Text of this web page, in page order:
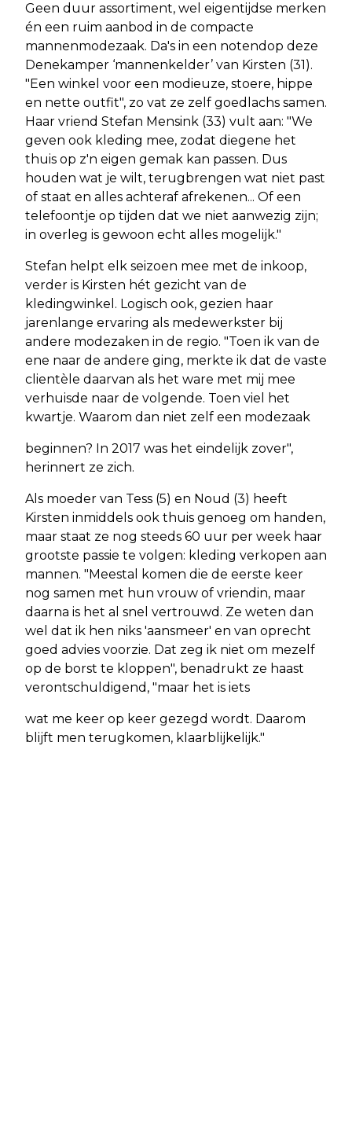
Geen duur assortiment, wel eigentijdse merken
én een ruim aanbod in de compacte
mannenmodezaak. Da's in een notendop deze
Denekamper ‘mannenkelder’ van Kirsten (31).
"Een winkel voor een modieuze, stoere, hippe
en nette outfit", zo vat ze zelf goedlachs samen.
Haar vriend Stefan Mensink (33) vult aan: "We
geven ook kleding mee, zodat diegene het
thuis op z'n eigen gemak kan passen. Dus
houden wat je wilt, terugbrengen wat niet past
of staat en alles achteraf afrekenen... Of een
telefoontje op tijden dat we niet aanwezig zijn;
in overleg is gewoon echt alles mogelijk."
Stefan helpt elk seizoen mee met de inkoop,
verder is Kirsten hét gezicht van de
kledingwinkel. Logisch ook, gezien haar
jarenlange ervaring als medewerkster bij
andere modezaken in de regio. "Toen ik van de
ene naar de andere ging, merkte ik dat de vaste
clientèle daarvan als het ware met mij mee
verhuisde naar de volgende. Toen viel het
kwartje. Waarom dan niet zelf een modezaak
beginnen? In 2017 was het eindelijk zover",
herinnert ze zich.
Als moeder van Tess (5) en Noud (3) heeft
Kirsten inmiddels ook thuis genoeg om handen,
maar staat ze nog steeds 60 uur per week haar
grootste passie te volgen: kleding verkopen aan
mannen. "Meestal komen die de eerste keer
nog samen met hun vrouw of vriendin, maar
daarna is het al snel vertrouwd. Ze weten dan
wel dat ik hen niks 'aansmeer' en van oprecht
goed advies voorzie. Dat zeg ik niet om mezelf
op de borst te kloppen", benadrukt ze haast
verontschuldigend, "maar het is iets
wat me keer op keer gezegd wordt. Daarom
blijft men terugkomen, klaarblijkelijk."